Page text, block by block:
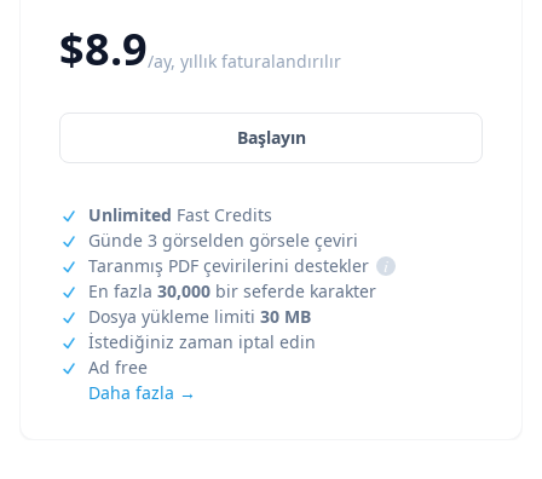
$8.9/ay, yıllık faturalandırılır
Başlayın
Unlimited Fast Credits
Günde 3 görselden görsele çeviri
Taranmış PDF çevirilerini destekler
i
En fazla 30,000 bir seferde karakter
Dosya yükleme limiti 30 MB
İstediğiniz zaman iptal edin
Ad free
Daha fazla →